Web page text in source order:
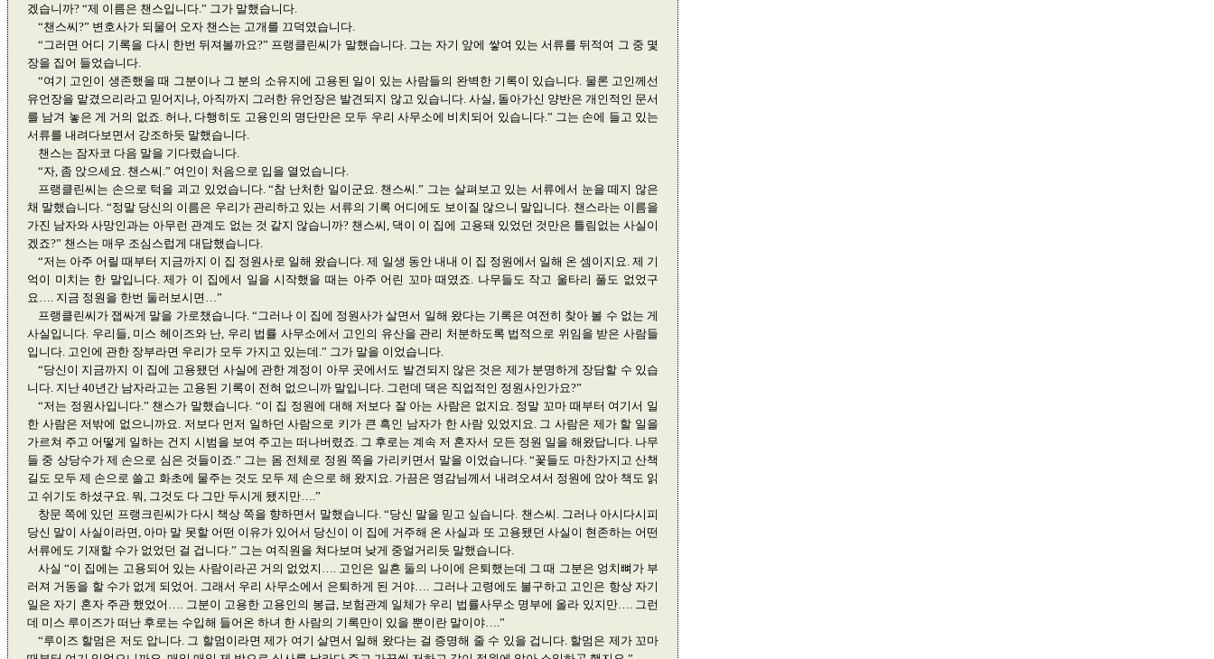
겠습니까? “제 이름은 챈스입니다.” 그가 말했습니다.
“챈스씨?” 변호사가 되물어 오자 챈스는 고개를 끄덕였습니다.
“그러면 어디 기록을 다시 한번 뒤져볼까요?” 프랭클린씨가 말했습니다. 그는 자기 앞에 쌓여 있는 서류를 뒤적여 그 중 몇
장을 집어 들었습니다.
“여기 고인이 생존했을 때 그분이나 그 분의 소유지에 고용된 일이 있는 사람들의 완벽한 기록이 있습니다. 물론 고인께선
유언장을 맡겼으리라고 믿어지나, 아직까지 그러한 유언장은 발견되지 않고 있습니다. 사실, 돌아가신 양반은 개인적인 문서
를 남겨 놓은 게 거의 없죠. 허나, 다행히도 고용인의 명단만은 모두 우리 사무소에 비치되어 있습니다.” 그는 손에 들고 있는
서류를 내려다보면서 강조하듯 말했습니다.
챈스는 잠자코 다음 말을 기다렸습니다.
“자, 좀 앉으세요. 챈스씨.” 여인이 처음으로 입을 열었습니다.
프랭클린씨는 손으로 턱을 괴고 있었습니다. “참 난처한 일이군요. 챈스씨.” 그는 살펴보고 있는 서류에서 눈을 떼지 않은
채 말했습니다. “정말 당신의 이름은 우리가 관리하고 있는 서류의 기록 어디에도 보이질 않으니 말입니다. 챈스라는 이름을
가진 남자와 사망인과는 아무런 관계도 없는 것 같지 않습니까? 챈스씨, 댁이 이 집에 고용돼 있었던 것만은 틀림없는 사실이
겠죠?” 챈스는 매우 조심스럽게 대답했습니다.
“저는 아주 어릴 때부터 지금까지 이 집 정원사로 일해 왔습니다. 제 일생 동안 내내 이 집 정원에서 일해 온 셈이지요. 제 기
억이 미치는 한 말입니다. 제가 이 집에서 일을 시작했을 때는 아주 어린 꼬마 때였죠. 나무들도 작고 울타리 풀도 없었구
요…. 지금 정원을 한번 둘러보시면…”
프랭클린씨가 잽싸게 말을 가로챘습니다. “그러나 이 집에 정원사가 살면서 일해 왔다는 기록은 여전히 찾아 볼 수 없는 게
사실입니다. 우리들, 미스 헤이즈와 난, 우리 법률 사무소에서 고인의 유산을 관리 처분하도록 법적으로 위임을 받은 사람들
입니다. 고인에 관한 장부라면 우리가 모두 가지고 있는데.” 그가 말을 이었습니다.
“당신이 지금까지 이 집에 고용됐던 사실에 관한 계정이 아무 곳에서도 발견되지 않은 것은 제가 분명하게 장담할 수 있습
니다. 지난 40년간 남자라고는 고용된 기록이 전혀 없으니까 말입니다. 그런데 댁은 직업적인 정원사인가요?”
“저는 정원사입니다.” 챈스가 말했습니다. “이 집 정원에 대해 저보다 잘 아는 사람은 없지요. 정말 꼬마 때부터 여기서 일
한 사람은 저밖에 없으니까요. 저보다 먼저 일하던 사람으로 키가 큰 흑인 남자가 한 사람 있었지요. 그 사람은 제가 할 일을
가르쳐 주고 어떻게 일하는 건지 시범을 보여 주고는 떠나버렸죠. 그 후로는 계속 저 혼자서 모든 정원 일을 해왔답니다. 나무
들 중 상당수가 제 손으로 심은 것들이죠.” 그는 몸 전체로 정원 쪽을 가리키면서 말을 이었습니다. “꽃들도 마찬가지고 산책
길도 모두 제 손으로 쓸고 화초에 물주는 것도 모두 제 손으로 해 왔지요. 가끔은 영감님께서 내려오셔서 정원에 앉아 책도 읽
고 쉬기도 하셨구요. 뭐, 그것도 다 그만 두시게 됐지만….”
창문 쪽에 있던 프랭크린씨가 다시 책상 쪽을 향하면서 말했습니다. “당신 말을 믿고 싶습니다. 챈스씨. 그러나 아시다시피
당신 말이 사실이라면, 아마 말 못할 어떤 이유가 있어서 당신이 이 집에 거주해 온 사실과 또 고용됐던 사실이 현존하는 어떤
서류에도 기재할 수가 없었던 걸 겁니다.” 그는 여직원을 쳐다보며 낮게 중얼거리듯 말했습니다.
사실 “이 집에는 고용되어 있는 사람이라곤 거의 없었지…. 고인은 일흔 둘의 나이에 은퇴했는데 그 때 그분은 엉치뼈가 부
러져 거동을 할 수가 없게 되었어. 그래서 우리 사무소에서 은퇴하게 된 거야…. 그러나 고령에도 불구하고 고인은 항상 자기
일은 자기 혼자 주관 했었어…. 그분이 고용한 고용인의 봉급, 보험관계 일체가 우리 법률사무소 명부에 올라 있지만…. 그런
데 미스 루이즈가 떠난 후로는 수입해 들어온 하녀 한 사람의 기록만이 있을 뿐이란 말이야….”
“루이즈 할멈은 저도 압니다. 그 할멈이라면 제가 여기 살면서 일해 왔다는 걸 증명해 줄 수 있을 겁니다. 할멈은 제가 꼬마